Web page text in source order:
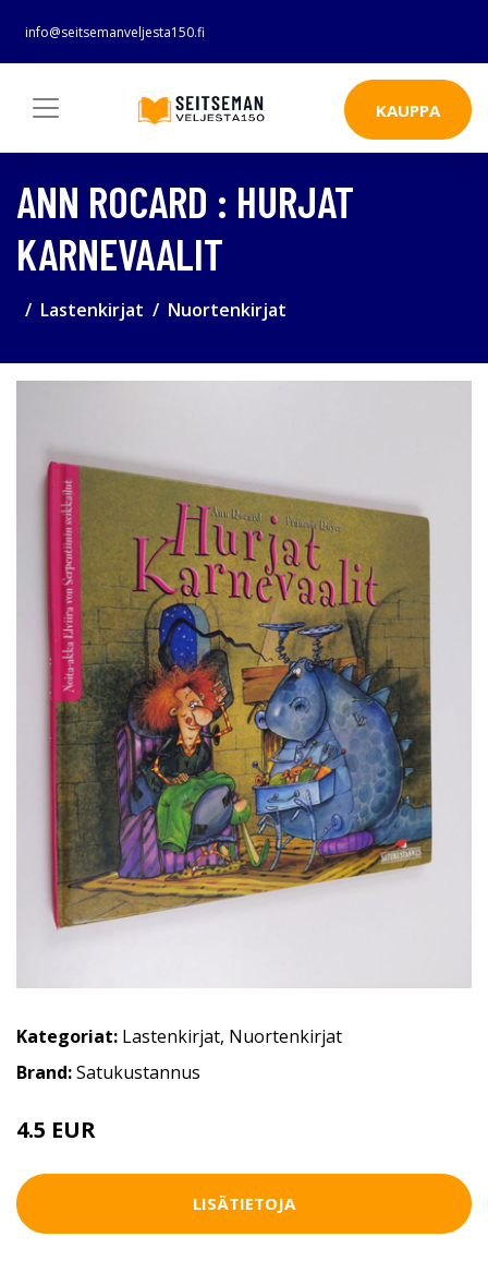
info@seitsemanveljesta150.fi
KAUPPA
ANN ROCARD : HURJAT
KARNEVAALIT
Lastenkirjat Nuortenkirjat
Kategoriat: Lastenkirjat, Nuortenkirjat
Brand:Satukustannus
4.5 EUR
LISÄTIETOJA